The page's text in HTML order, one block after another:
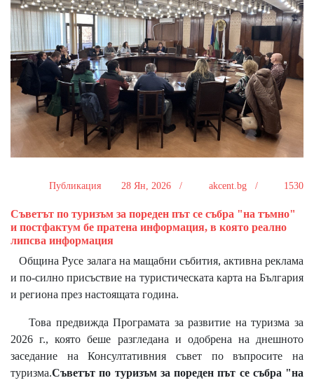
Публикация 28 Ян, 2026 / akcent.bg / 1530
Съветът по туризъм за пореден път се събра "на тъмно"
и постфактум бе пратена информация, в която реално
липсва информация
Община Русе залага на мащабни събития, активна реклама
и по-силно присъствие на туристическата карта на България
и региона през настоящата година.
Това предвижда Програмата за развитие на туризма за
2026 г., която беше разгледана и одобрена на днешното
заседание на Консултативния съвет по въпросите на
туризма.Съветът по туризъм за пореден път се събра "на